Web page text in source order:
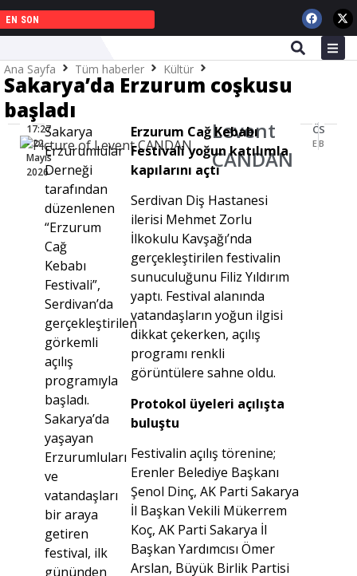
EN SON
Ana Sayfa Tüm haberler Kültür
Sakarya’da Erzurum coşkusu
başladı
Levent
CANDAN
17:27
- 22
Mayıs
2026
Sakarya
Erzurumlular
Derneği
tarafından
düzenlenen
“Erzurum
Cağ
Kebabı
Festivali”,
Serdivan’da
gerçekleştirilen
görkemli
açılış
programıyla
başladı.
Sakarya’da
yaşayan
Erzurumluları
ve
vatandaşları
bir araya
getiren
festival, ilk
gününden
Erzurum Cağ Kebabı
Festivali yoğun katılımla
kapılarını açtı
Serdivan Diş Hastanesi
ilerisi Mehmet Zorlu
İlkokulu Kavşağı’nda
gerçekleştirilen festivalin
sunuculuğunu Filiz Yıldırım
yaptı. Festival alanında
vatandaşların yoğun ilgisi
dikkat çekerken, açılış
programı renkli
görüntülere sahne oldu.
Protokol üyeleri açılışta
buluştu
Festivalin açılış törenine;
Erenler Belediye Başkanı
Şenol Dinç, AK Parti Sakarya
İl Başkan Vekili Mükerrem
Koç, AK Parti Sakarya İl
Başkan Yardımcısı Ömer
Arslan, Büyük Birlik Partisi
ÖNCEKI KÖŞE YAZISI
Erzurum Cağ Kebabı Festivali’nde hemşehri dernekleri buluştu
SONRAKI KÖŞE YAZISI